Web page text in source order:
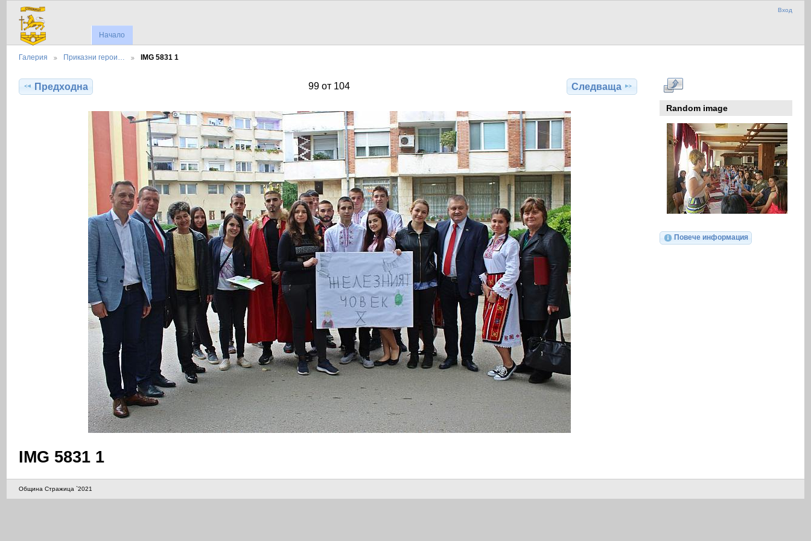
Вход
Начало
Галерия Приказни герои… IMG 5831 1
Предходна 99 от 104 Следваща
IMG 5831 1
Random image
Повече информация
Община Стражица `2021